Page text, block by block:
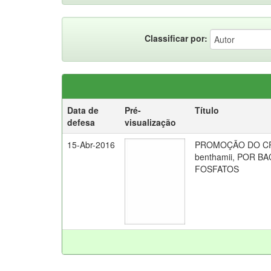
Classificar por:
Data de
defesa
Pré-
visualização
Título
15-Abr-2016
PROMOÇÃO DO
benthamii, POR
FOSFATOS